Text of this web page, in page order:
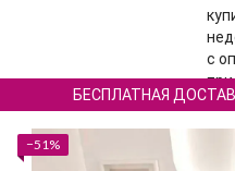
БЕСПЛАТНАЯ
−51%